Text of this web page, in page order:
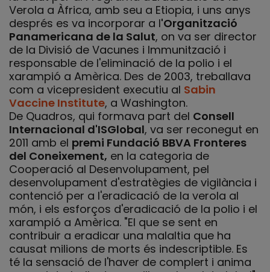
Verola a Àfrica, amb seu a Etiopia, i uns anys
després es va incorporar a l'Organització
Panamericana de la Salut, on va ser director
de la Divisió de Vacunes i Immunització i
responsable de l'eliminació de la polio i el
xarampió a Amèrica. Des de 2003, treballava
com a vicepresident executiu al Sabin
Vaccine Institute, a Washington.
De Quadros, qui formava part del Consell
Internacional d'ISGlobal, va ser reconegut en
2011 amb el premi Fundació BBVA Fronteres
del Coneixement, en la categoria de
Cooperació al Desenvolupament, pel
desenvolupament d'estratègies de vigilància i
contenció per a l'eradicació de la verola al
món, i els esforços d'eradicació de la polio i el
xarampió a Amèrica. "El que se sent en
contribuir a eradicar una malaltia que ha
causat milions de morts és indescriptible. Es
té la sensació de l'haver de complert i anima